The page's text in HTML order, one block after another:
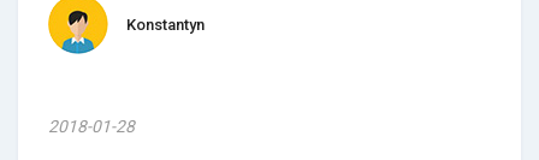
Konstantyn
2018-01-28